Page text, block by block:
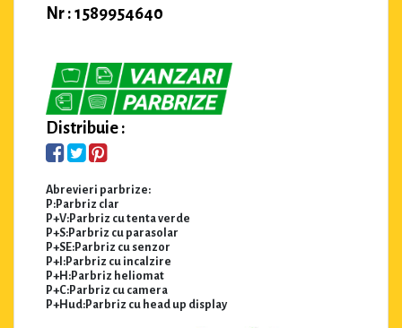
Nr : 1589954640
Distribuie :
Abrevieri parbrize:
P:Parbriz clar
P+V:Parbriz cu tenta verde
P+S:Parbriz cu parasolar
P+SE:Parbriz cu senzor
P+I:Parbriz cu incalzire
P+H:Parbriz heliomat
P+C:Parbriz cu camera
P+Hud:Parbriz cu head up display